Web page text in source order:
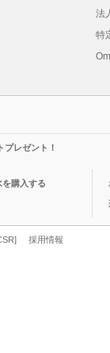
法
特
プレゼント！
購入する
採用情報